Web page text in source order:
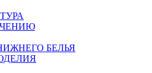
БЕЛЬЯ